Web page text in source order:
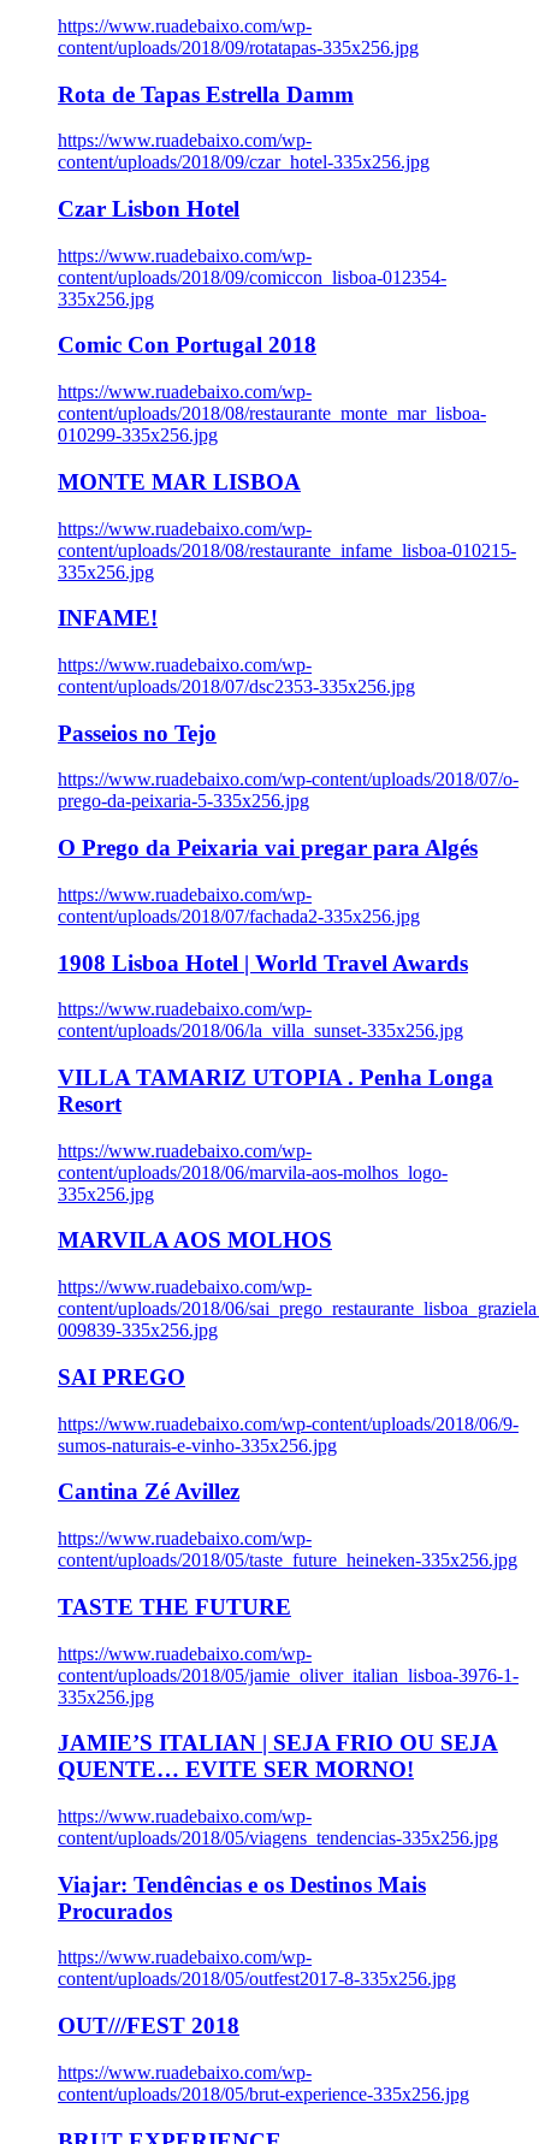
https://www.ruadebaixo.com/wp-
content/uploads/2018/09/rotatapas-335x256.jpg
Rota de Tapas Estrella Damm
https://www.ruadebaixo.com/wp-
content/uploads/2018/09/czar_hotel-335x256.jpg
Czar Lisbon Hotel
https://www.ruadebaixo.com/wp-
content/uploads/2018/09/comiccon_lisboa-012354-
335x256.jpg
Comic Con Portugal 2018
https://www.ruadebaixo.com/wp-
content/uploads/2018/08/restaurante_monte_mar_lisboa-
010299-335x256.jpg
MONTE MAR LISBOA
https://www.ruadebaixo.com/wp-
content/uploads/2018/08/restaurante_infame_lisboa-010215-
335x256.jpg
INFAME!
https://www.ruadebaixo.com/wp-
content/uploads/2018/07/dsc2353-335x256.jpg
Passeios no Tejo
https://www.ruadebaixo.com/wp-content/uploads/2018/07/o-
prego-da-peixaria-5-335x256.jpg
O Prego da Peixaria vai pregar para Algés
https://www.ruadebaixo.com/wp-
content/uploads/2018/07/fachada2-335x256.jpg
1908 Lisboa Hotel | World Travel Awards
https://www.ruadebaixo.com/wp-
content/uploads/2018/06/la_villa_sunset-335x256.jpg
VILLA TAMARIZ UTOPIA . Penha Longa
Resort
https://www.ruadebaixo.com/wp-
content/uploads/2018/06/marvila-aos-molhos_logo-
335x256.jpg
MARVILA AOS MOLHOS
https://www.ruadebaixo.com/wp-
content/uploads/2018/06/
009839-335x256.jpg
SAI PREGO
https://www.ruadebaixo.com/wp-content/uploads/2018/06/9-
sumos-naturais-e-vinho-335x256.jpg
Cantina Zé Avillez
https://www.ruadebaixo.com/wp-
content/uploads/2018/05/taste_future_heineken-335x256.jpg
TASTE THE FUTURE
https://www.ruadebaixo.com/wp-
content/uploads/2018/05/jamie_oliver_italian_lisboa-3976-1-
335x256.jpg
JAMIE’S ITALIAN | SEJA FRIO OU SEJA
QUENTE… EVITE SER MORNO!
https://www.ruadebaixo.com/wp-
content/uploads/2018/05/viagens_tendencias-335x256.jpg
Viajar: Tendências e os Destinos Mais
Procurados
https://www.ruadebaixo.com/wp-
content/uploads/2018/05/outfest2017-8-335x256.jpg
OUT///FEST 2018
https://www.ruadebaixo.com/wp-
content/uploads/2018/05/brut-experience-335x256.jpg